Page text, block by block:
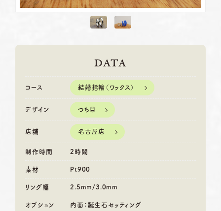
DATA
コース 結婚指輪（ワックス）
デザイン つち目
店舗 名古屋店
制作時間 2時間
素材 Pt900
リング幅 2.5mm/3.0mm
オプション 内面：誕生石セッティング